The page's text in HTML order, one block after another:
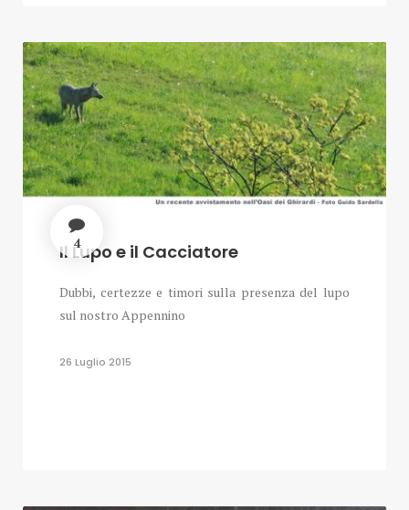
4
Il Lupo e il Cacciatore
Dubbi, certezze e timori sulla presenza del lupo
sul nostro Appennino
26 Luglio 2015